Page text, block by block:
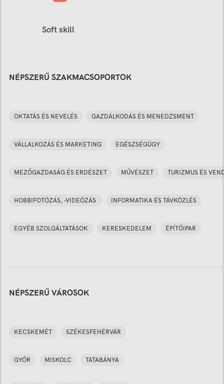
Soft skill
NÉPSZERŰ SZAKMACSOPORTOK
OKTATÁS ÉS NEVELÉS GAZDÁLKODÁS ÉS MENEDZSMENT
VÁLLALKOZÁS ÉS MARKETING EGÉSZSÉGÜGY
MEZŐGAZDASÁG ÉS ERDÉSZET MŰVÉSZET TURIZMUS ÉS
HOBBIFOTÓZÁS, -VIDEÓZÁS INFORMATIKA ÉS TÁVKÖZLÉS
EGYÉB SZOLGÁLTATÁSOK KERESKEDELEM ÉPÍTŐIPAR
NÉPSZERŰ VÁROSOK
KECSKEMÉT SZÉKESFEHÉRVÁR
GYŐR MISKOLC TATABÁNYA